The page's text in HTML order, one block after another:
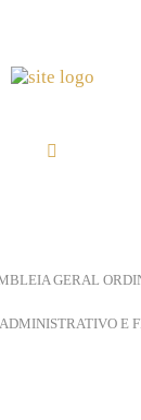
GERAL
E